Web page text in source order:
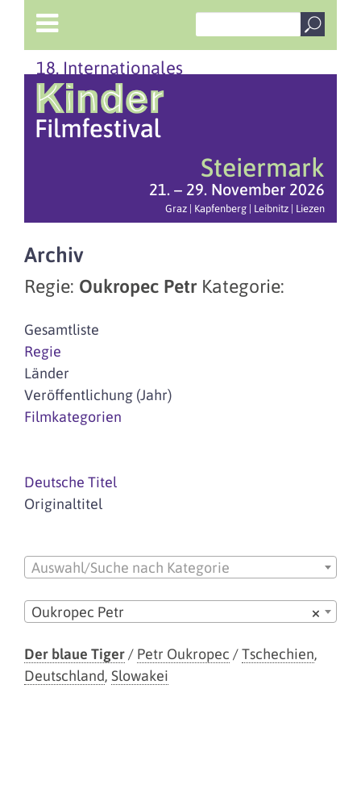
18. Internationales
Steiermark
21. – 29. November 2026
Graz | Kapfenberg | Leibnitz | Liezen
Archiv
Regie: Oukropec Petr Kategorie:
Gesamtliste
Regie
Länder
Veröffentlichung (Jahr)
Filmkategorien
Deutsche Titel
Originaltitel
Auswahl/Suche nach Kategorie
×
Oukropec Petr
Der blaue Tiger/ Petr Oukropec /Tschechien,
Deutschland, Slowakei